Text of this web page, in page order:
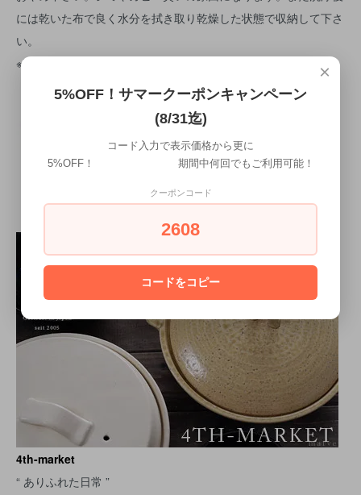
には乾いた布で良く水分を拭き取り乾燥した状態で収納して下さ
い。
※手仕上げの為１点毎に微妙に雰囲気が異なる場合があります。
合わせておすすめ！木のレンゲはこちら
4th-market
“ ありふれた日常 ”
×
5%OFF！サマークーポンキャンペーン
(8/31迄)
コード入力で表示価格から更に
5%OFF！ 期間中何回でもご利用可能！
クーポンコード
2608
コードをコピー